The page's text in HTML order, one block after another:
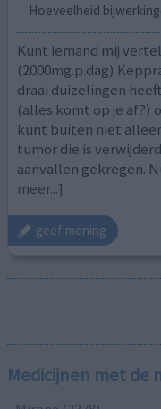
Hoeveelheid
Kunt iemand mij
(2000mg.p.dag)
draai duizelingen
(alles komt op je af?)
kunt buiten niet
tumor die is
aanvallen gekregen.
meer...]
geef mening
Medicijnen met de